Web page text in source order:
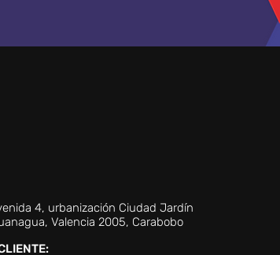
4, urbanización Ciudad Jardín
Valencia 2005, Carabobo